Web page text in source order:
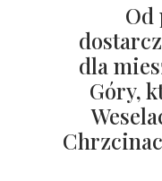
Od
dla
Góry,